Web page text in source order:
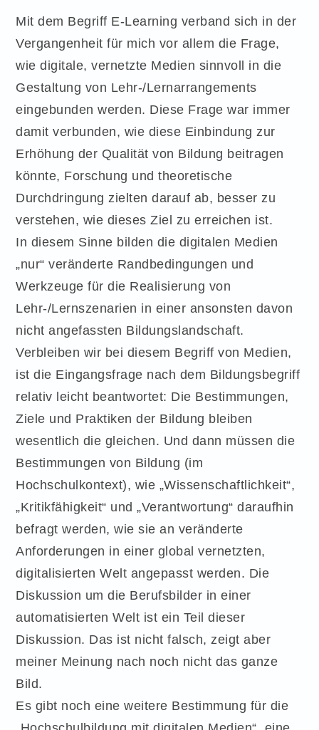
Mit dem Begriff E-Learning verband sich in der
Vergangenheit für mich vor allem die Frage,
wie digitale, vernetzte Medien sinnvoll in die
Gestaltung von Lehr-/Lernarrangements
eingebunden werden. Diese Frage war immer
damit verbunden, wie diese Einbindung zur
Erhöhung der Qualität von Bildung beitragen
könnte, Forschung und theoretische
Durchdringung zielten darauf ab, besser zu
verstehen, wie dieses Ziel zu erreichen ist.
In diesem Sinne bilden die digitalen Medien
„nur“ veränderte Randbedingungen und
Werkzeuge für die Realisierung von
Lehr-/Lernszenarien in einer ansonsten davon
nicht angefassten Bildungslandschaft.
Verbleiben wir bei diesem Begriff von Medien,
ist die Eingangsfrage nach dem Bildungsbegriff
relativ leicht beantwortet: Die Bestimmungen,
Ziele und Praktiken der Bildung bleiben
wesentlich die gleichen. Und dann müssen die
Bestimmungen von Bildung (im
Hochschulkontext), wie „Wissenschaftlichkeit“,
„Kritikfähigkeit“ und „Verantwortung“ daraufhin
befragt werden, wie sie an veränderte
Anforderungen in einer global vernetzten,
digitalisierten Welt angepasst werden. Die
Diskussion um die Berufsbilder in einer
automatisierten Welt ist ein Teil dieser
Diskussion. Das ist nicht falsch, zeigt aber
meiner Meinung nach noch nicht das ganze
Bild.
Es gibt noch eine weitere Bestimmung für die